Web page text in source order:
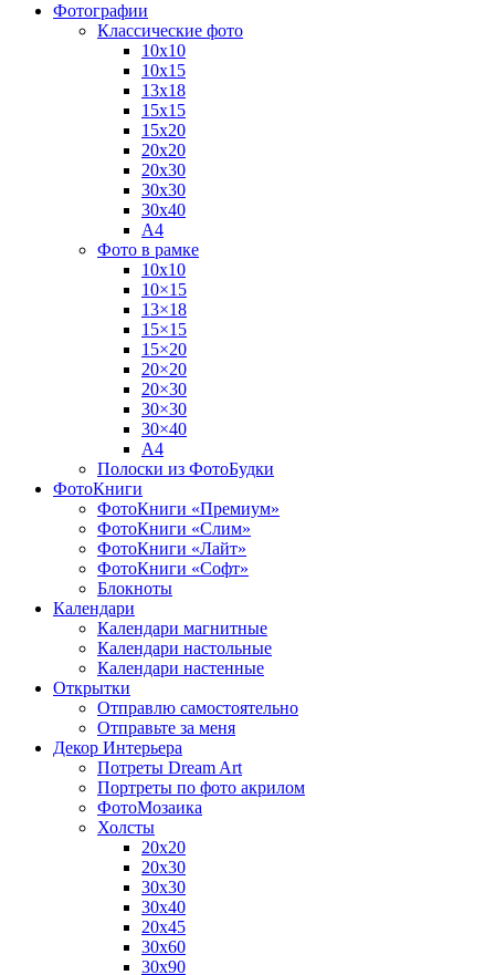
Фотографии
Классические фото
10х10
10х15
13х18
15х15
15х20
20х20
20х30
30х30
30х40
А4
Фото в рамке
10х10
10×15
13×18
15×15
15×20
20×20
20×30
30×30
30×40
A4
Полоски из ФотоБудки
ФотоКниги
ФотоКниги «Премиум»
ФотоКниги «Слим»
ФотоКниги «Лайт»
ФотоКниги «Софт»
Блокноты
Календари
Календари магнитные
Календари настольные
Календари настенные
Открытки
Отправлю самостоятельно
Отправьте за меня
Декор Интерьера
Потреты Dream Art
Портреты по фото акрилом
ФотоМозаика
Холсты
20х20
20х30
30х30
30х40
20х45
30х60
30х90